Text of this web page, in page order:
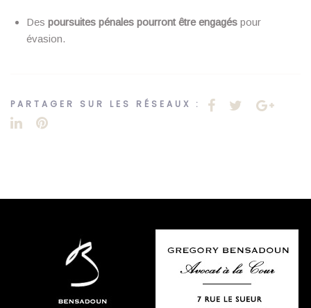
Des poursuites pénales pourront être engagéspour
évasion.
PARTAGER SUR LES RÉSEAUX :